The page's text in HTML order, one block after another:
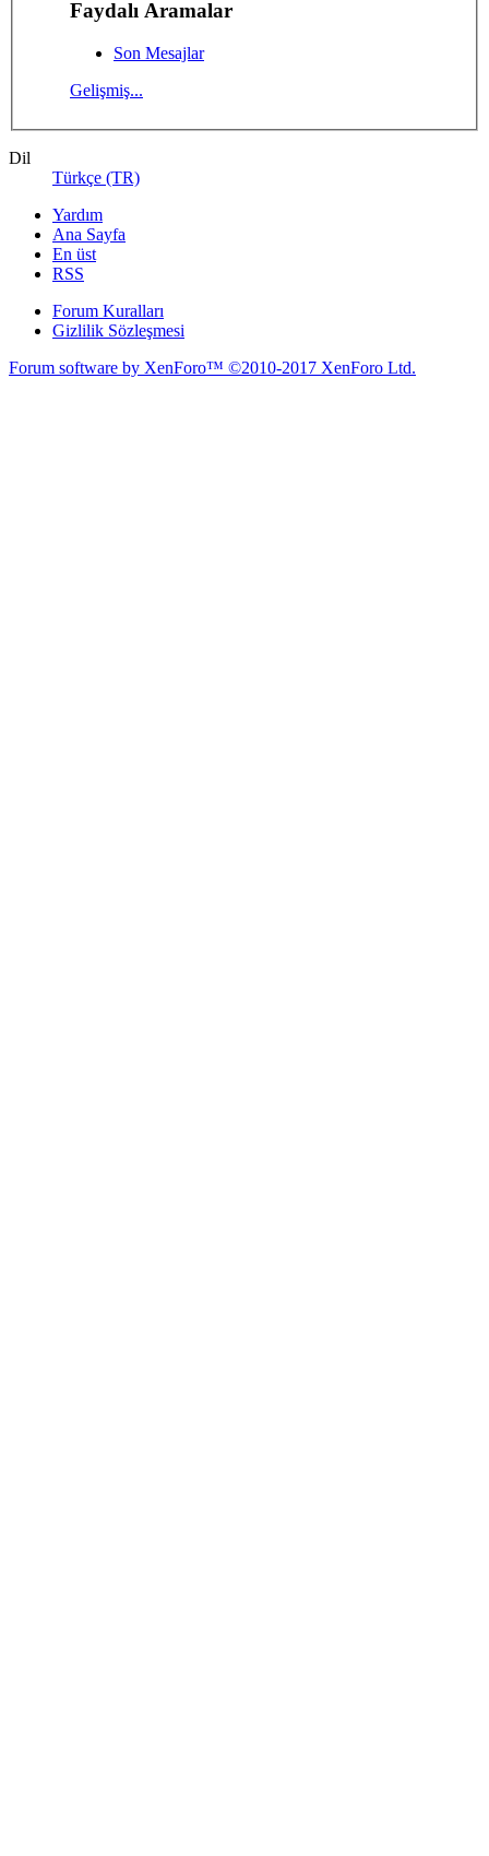
Faydalı Aramalar
Son Mesajlar
Gelişmiş...
Dil
Türkçe (TR)
Yardım
Ana Sayfa
En üst
RSS
Forum Kuralları
Gizlilik Sözleşmesi
Forum software by XenForo™ ©2010-2017 XenForo Ltd.